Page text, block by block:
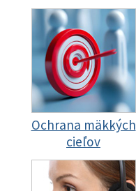
Ochrana mäkkých
cieľov